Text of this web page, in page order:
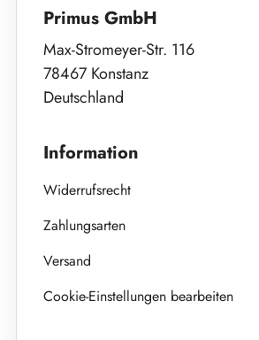
Primus GmbH
Max-Stromeyer-Str. 116
78467 Konstanz
Deutschland
Information
Widerrufsrecht
Zahlungsarten
Versand
Cookie-Einstellungen bearbeiten